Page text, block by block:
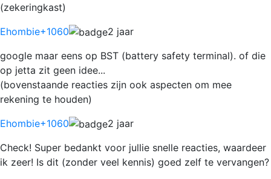
(zekeringkast)
Ehombie+1060
2 jaar
google maar eens op BST (battery safety terminal). of die
op jetta zit geen idee...
(bovenstaande reacties zijn ook aspecten om mee
rekening te houden)
Ehombie+1060
2 jaar
Check! Super bedankt voor jullie snelle reacties, waardeer
ik zeer! Is dit (zonder veel kennis) goed zelf te vervangen?